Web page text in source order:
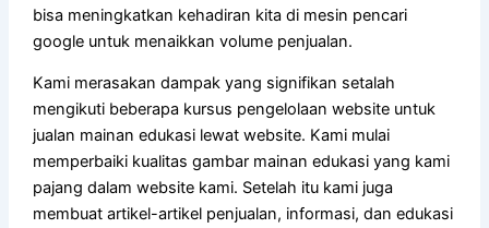
bisa meningkatkan kehadiran kita di mesin pencari
google untuk menaikkan volume penjualan.
Kami merasakan dampak yang signifikan setalah
mengikuti beberapa kursus pengelolaan website untuk
jualan mainan edukasi lewat website. Kami mulai
memperbaiki kualitas gambar mainan edukasi yang kami
pajang dalam website kami. Setelah itu kami juga
membuat artikel-artikel penjualan, informasi, dan edukasi